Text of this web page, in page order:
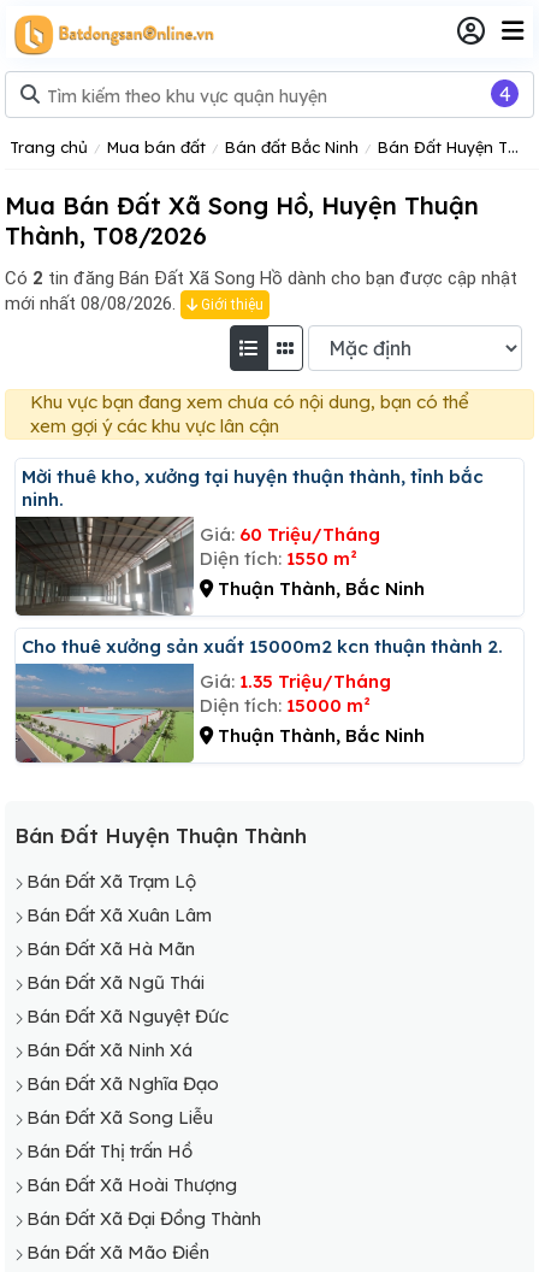
Trang chủ Mua bán đất Bán đất Bắc Ninh Bán Đất Huyện Thuận Thành
Mua Bán Đất Xã Song Hồ, Huyện Thuận
Thành, T08/2026
Có 2 tin đăng Bán Đất Xã Song Hồ dành cho bạn được cập nhật
mới nhất 08/08/2026.
Giới thiệu
Khu vực bạn đang xem chưa có nội dung, bạn có thể
xem gợi ý các khu vực lân cận
Mời thuê kho, xưởng tại huyện thuận thành, tỉnh bắc
ninh.
Giá: 60 Triệu/Tháng
Diện tích: 1550 m²
Thuận Thành, Bắc Ninh
Cho thuê xưởng sản xuất 15000m2 kcn thuận thành 2.
Giá: 1.35 Triệu/Tháng
Diện tích: 15000 m²
Thuận Thành, Bắc Ninh
Bán Đất Huyện Thuận Thành
Bán Đất Xã Trạm Lộ
Bán Đất Xã Xuân Lâm
Bán Đất Xã Hà Mãn
Bán Đất Xã Ngũ Thái
Bán Đất Xã Nguyệt Đức
Bán Đất Xã Ninh Xá
Bán Đất Xã Nghĩa Đạo
Bán Đất Xã Song Liễu
Bán Đất Thị trấn Hồ
Bán Đất Xã Hoài Thượng
Bán Đất Xã Đại Đồng Thành
Bán Đất Xã Mão Điền
4